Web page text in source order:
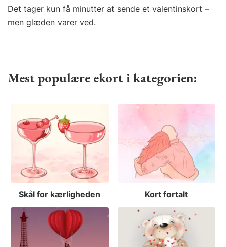
Det tager kun få minutter at sende et valentinskort –
men glæden varer ved.
Mest populære ekort i kategorien:
Skål for kærligheden Kort fortalt